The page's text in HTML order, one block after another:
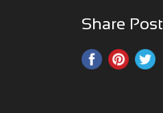
Share Post